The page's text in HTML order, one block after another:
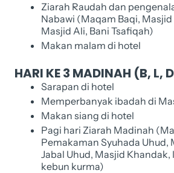
Ziarah Raudah dan
Nabawi (Maqam Baqi,
Masjid Ali, Bani Tsafiqah)
Makan malam di hotel
HARI KE 3 MADINAH (B, L,
Sarapan di hotel
Memperbanyak ibadah di
Makan siang di hotel
Pagi hari Ziarah Madinah
Pemakaman Syuhada Uhud,
Jabal Uhud, Masjid Khandak,
kebun kurma)